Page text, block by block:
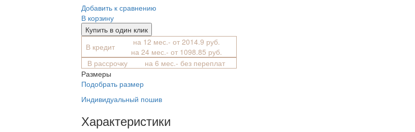
Добавить к сравнению
В корзину
Купить в один клик
В кредит
на 12 мес.- от 2014.9 руб.
на 24 мес.- от 1098.85 руб.
В рассрочку
на 6 мес.- без переплат
Размеры
Подобрать размер
Индивидуальный пошив
Характеристики